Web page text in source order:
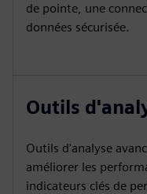
de pointe, une
données sécurisée.
Outils
Outils d'analyse
améliorer les
indicateurs clés de